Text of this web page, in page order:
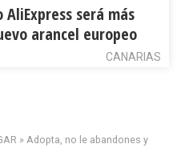
AliExpress será más
arancel europeo
CANARIAS
» Adopta, no le abandones y